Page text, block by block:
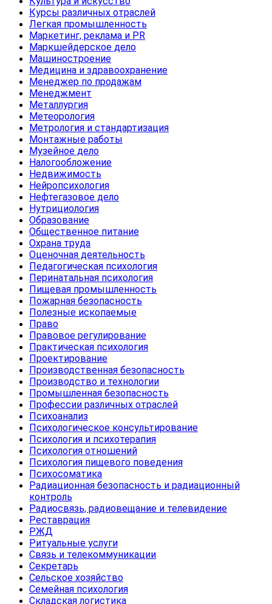
Курсы различных отраслей
Легкая промышленность
Маркетинг, реклама и PR
Маркшейдерское дело
Машиностроение
Медицина и здравоохранение
Менеджер по продажам
Менеджмент
Металлургия
Метеорология
Метрология и стандартизация
Монтажные работы
Музейное дело
Налогообложение
Недвижимость
Нейропсихология
Нефтегазовое дело
Нутрициология
Образование
Общественное питание
Охрана труда
Оценочная деятельность
Педагогическая психология
Перинатальная психология
Пищевая промышленность
Пожарная безопасность
Полезные ископаемые
Право
Правовое регулирование
Практическая психология
Проектирование
Производственная безопасность
Производство и технологии
Промышленная безопасность
Профессии различных отраслей
Психоанализ
Психологическое консультирование
Психология и психотерапия
Психология отношений
Психология пищевого поведения
Психосоматика
Радиационная безопасность и радиационный
контроль
Радиосвязь, радиовещание и телевидение
Реставрация
РЖД
Ритуальные услуги
Связь и телекоммуникации
Секретарь
Сельское хозяйство
Семейная психология
Складская логистика